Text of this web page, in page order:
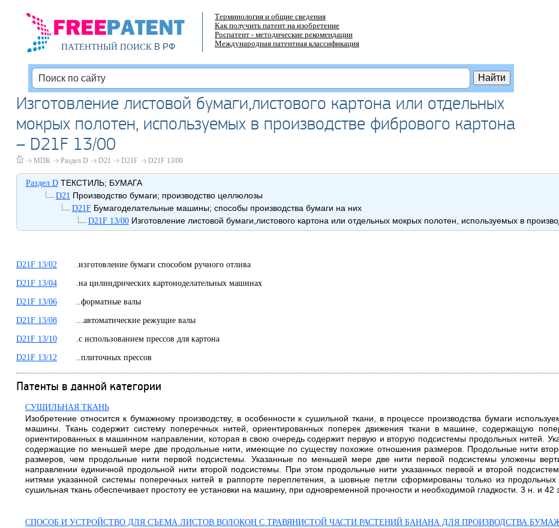
ПАТЕНТНЫЙ ПОИСКВ РФ
Терминология и общие сведения
Как получить патент на изобретение
Роспатент - методические рекомендации
Международная патентная классификация
Изготовление листовой бумаги,листового картона или отдельных
мокрых полотен, используемых в производстве фибрового картона
– D21F 13/00
МПК Раздел D D21 D21F D21F 13/00
Раздел DТЕКСТИЛЬ; БУМАГА
D21 Производство бумаги; производство целлюлозы
D21FБумагоделательные машины; способы производства бумаги на них
D21F 13/00Изготовление листовой бумаги,листового картона или отдельных мокрых полотен, используемых в
D21F 13/02 .изготовление бумаги способом ручного отлива
D21F 13/04 .на цилиндрических картоноделательных машинах
D21F 13/06 ..форматные валы
D21F 13/08 ...автоматические режущие валы
D21F 13/10 .с использованием прессов для картона
D21F 13/12 ..плиточных прессов
Патенты в данной категории
СУШИЛЬНАЯ ТКАНЬ
Изобретение относится к бумажному производству, в особенности к сушильной ткани, в процессе производства бумаги
машины. Ткань содержит систему поперечных нитей, ориентированных поперек движения ткани в машине, содержащую
ориентированных в машинном направлении, которая в свою очередь содержит первую и вторую подсистемы продольных нитей.
содержащие по меньшей мере две продольные нити, имеющие по существу похожие отношения размеров. Продольные нити
размеров, чем продольные нити первой подсистемы. Указанные по меньшей мере две нити первой подсистемы уложены
направлении единичной продольной нити второй подсистемы. При этом продольные нити указанных первой и второй
нитями указанной системы поперечных нитей в раппорте переплетения, а шовные петли сформированы только из
сушильная ткань обеспечивает простоту ее установки на машину, при одновременной прочности и необходимой гладкости. 3 н. и
СПОСОБ И УСТРОЙСТВО ДЛЯ СЪЕМА ЛИСТОВ ВОЛОКОН С ТРАВЯНИСТОЙ ЧАСТИ РАСТЕНИЙ БАНАНА ДЛЯ ПРОИЗВОДСТВА